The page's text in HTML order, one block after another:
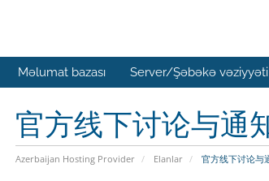
Məlumat bazası Server/Şəbəkə vəziyyəti
官方线下讨论与通
Azerbaijan Hosting Provider Elanlar 官方线下讨论与